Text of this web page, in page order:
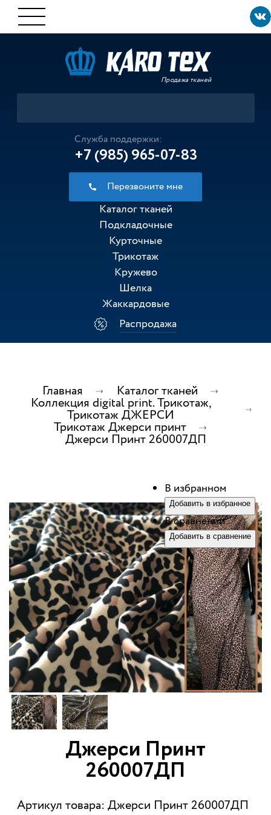
Продажа тканей
Служба поддержки:
+7 (985) 965-07-83
Перезвоните мне
Каталог тканей
Подкладочные
Курточные
Трикотаж
Кружево
Шелка
Жаккардовые
Распродажа
Главная Каталог тканей
Коллекция digital print. Трикотаж,
Трикотаж ДЖЕРСИ
Трикотаж Джерси принт
Джерси Принт 260007ДП
Джерси Принт
260007ДП
Артикул товара: Джерси Принт 260007ДП
В избранном
Добавить в избранное
В сравнении
Добавить в сравнение